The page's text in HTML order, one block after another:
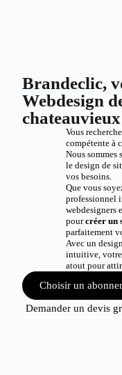
Brandeclic,
Webdesign
chateauvieux
Vous
compétente à
Nous sommes
le design de
vos besoins.
Que vous
professionnel
webdesigners
pourcréer un
parfaitement
Avec un
intuitive, votre
atout pour
Choisir un
Demander un devis